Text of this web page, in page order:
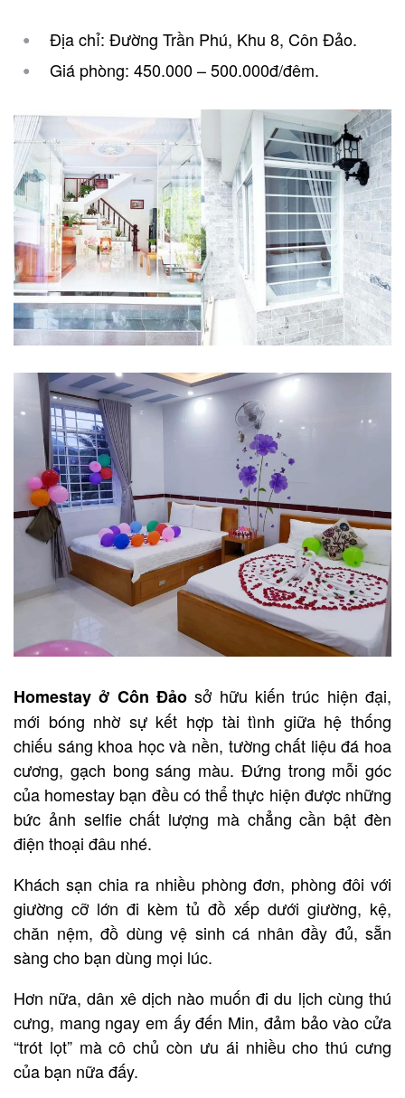
Địa chỉ: Đường Trần Phú, Khu 8, Côn Đảo.
Giá phòng: 450.000 – 500.000đ/đêm.
Homestay ở Côn Đảo sở hữu kiến trúc hiện đại,
mới bóng nhờ sự kết hợp tài tình giữa hệ thống
chiếu sáng khoa học và nền, tường chất liệu đá hoa
cương, gạch bong sáng màu. Đứng trong mỗi góc
của homestay bạn đều có thể thực hiện được những
bức ảnh selfie chất lượng mà chẳng cần bật đèn
điện thoại đâu nhé.
Khách sạn chia ra nhiều phòng đơn, phòng đôi với
giường cỡ lớn đi kèm tủ đồ xếp dưới giường, kệ,
chăn nệm, đồ dùng vệ sinh cá nhân đầy đủ, sẵn
sàng cho bạn dùng mọi lúc.
Hơn nữa, dân xê dịch nào muốn đi du lịch cùng thú
cưng, mang ngay em ấy đến Min, đảm bảo vào cửa
“trót lọt” mà cô chủ còn ưu ái nhiều cho thú cưng
của bạn nữa đấy.